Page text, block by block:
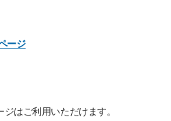
ージ
はご利用いただけます。